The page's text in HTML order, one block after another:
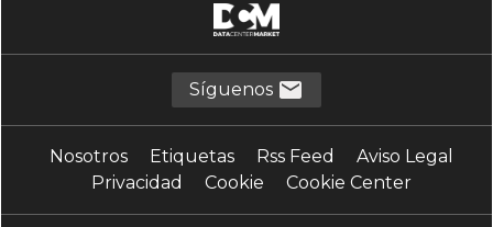
experiencia con el cliente
Externalización I IA
Síguenos
Nosotros Etiquetas Rss Feed
Aviso Legal
Privacidad
Cookie Cookie Center